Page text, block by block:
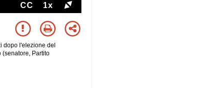
CC 1x
dopo l'elezione del
(senatore, Partito